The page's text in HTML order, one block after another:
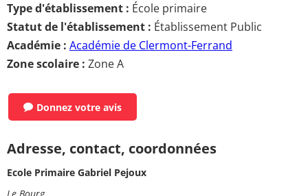
Type d'établissement : École primaire
Statut de l'établissement : Établissement Public
Académie : Académie de Clermont-Ferrand
Zone scolaire : Zone A
Donnez votre avis
Adresse, contact, coordonnées
Ecole Primaire Gabriel Pejoux
Le Bourg